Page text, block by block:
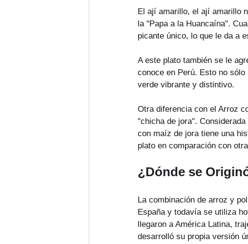
El ají amarillo, el ají amarillo
la "Papa a la Huancaína".
picante único, lo que le da a
A este plato también se le
conoce en Perú. Esto no
verde vibrante y distintivo.
Otra diferencia con el Arroz
"chicha de jora".
con maíz de jora tiene una
plato en comparación con
¿Dónde se
La combinación de arroz y
España y todavía se utiliza
llegaron a América Latina,
desarrolló su propia versión